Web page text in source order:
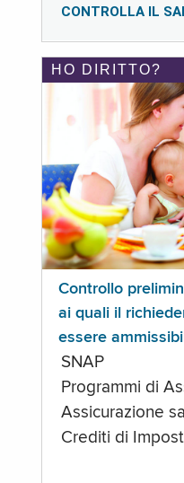
CONTROLLA IL
HO DIRITTO?
Controllo
ai quali il
essere
SNAP
Programmi di
Assicurazione
Crediti di